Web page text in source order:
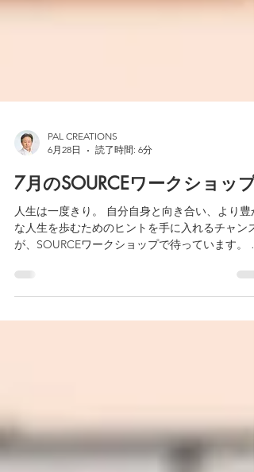
PAL CREATIONS
6月28日
読了時間: 6分
7月のSOURCEワークショップ
人生は一度きり。 自分自身と向き合い、より豊か
が、SOURCEワークショップで待っています。 ぜ
ひこの素晴らしい体験に参加してみてください。